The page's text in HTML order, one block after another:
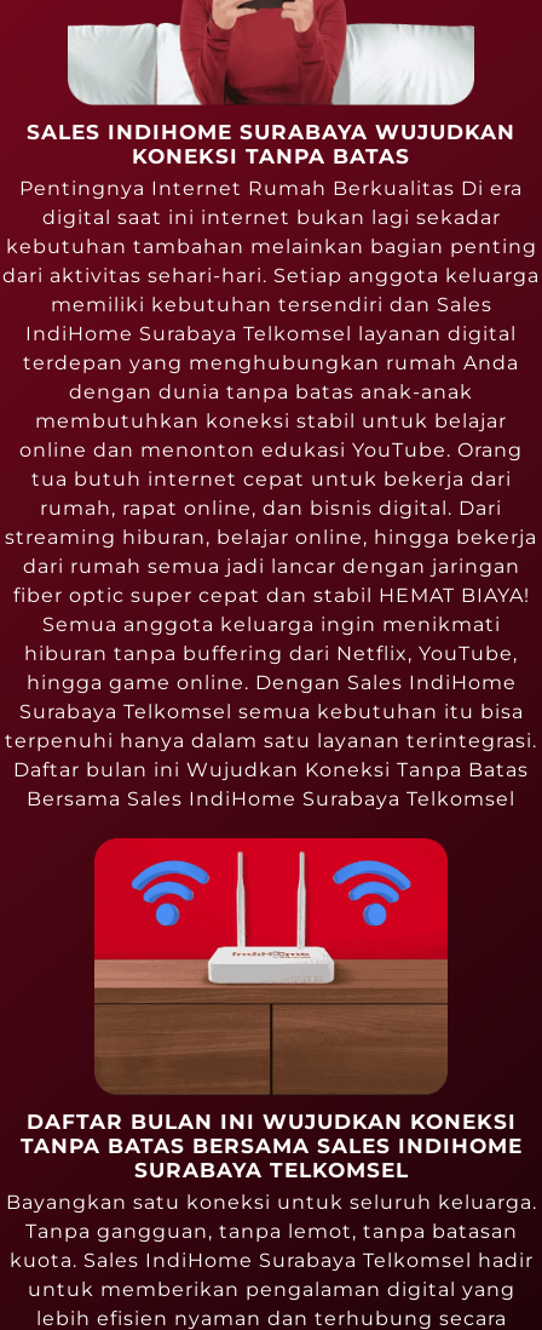
SALES INDIHOME SURABAYA WUJUDKAN
KONEKSI TANPA BATAS
Pentingnya Internet Rumah Berkualitas Di era
digital saat ini internet bukan lagi sekadar
kebutuhan tambahan melainkan bagian penting
dari aktivitas sehari-hari. Setiap anggota keluarga
memiliki kebutuhan tersendiri dan Sales
IndiHome Surabaya Telkomsel layanan digital
terdepan yang menghubungkan rumah Anda
dengan dunia tanpa batas anak-anak
membutuhkan koneksi stabil untuk belajar
online dan menonton edukasi YouTube. Orang
tua butuh internet cepat untuk bekerja dari
rumah, rapat online, dan bisnis digital. Dari
streaming hiburan, belajar online, hingga bekerja
dari rumah semua jadi lancar dengan jaringan
fiber optic super cepat dan stabil HEMAT BIAYA!
Semua anggota keluarga ingin menikmati
hiburan tanpa buffering dari Netflix, YouTube,
hingga game online. Dengan Sales IndiHome
Surabaya Telkomsel semua kebutuhan itu bisa
terpenuhi hanya dalam satu layanan terintegrasi.
Daftar bulan ini Wujudkan Koneksi Tanpa Batas
Bersama Sales IndiHome Surabaya Telkomsel
DAFTAR BULAN INI WUJUDKAN KONEKSI
TANPA BATAS BERSAMA SALES INDIHOME
SURABAYA TELKOMSEL
Bayangkan satu koneksi untuk seluruh keluarga.
Tanpa gangguan, tanpa lemot, tanpa batasan
kuota. Sales IndiHome Surabaya Telkomsel hadir
untuk memberikan pengalaman digital yang
lebih efisien nyaman dan terhubung secara